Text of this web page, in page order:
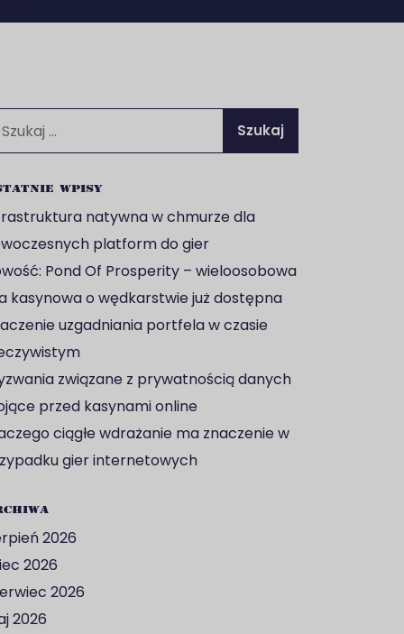
wpisy
natywna w chmurze dla
platform do gier
Pond Of Prosperity – wieloosobowa
kasynowa o wędkarstwie już dostępna
uzgadniania portfela w czasie
związane z prywatnością danych
przed kasynami online
ciągłe wdrażanie ma znaczenie w
gier internetowych
2026
2026
2026
2026